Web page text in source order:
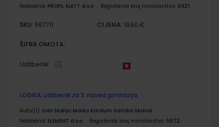
Nakladnik: PROFIL KLETT d.o.o. Registarski broj ministarstva: 6921
SKU: 567711 CIJENA: 19,50 €
ŠIFRA OMOTA:
Udžbenik
LOGIKA; udžbenik za 3. razred gimnazija
Autor(i): Ines Skelac Marko Kardum Sandro Skansi
Nakladnik: ELEMENT d.o.o. Registarski broj ministarstva: 6672